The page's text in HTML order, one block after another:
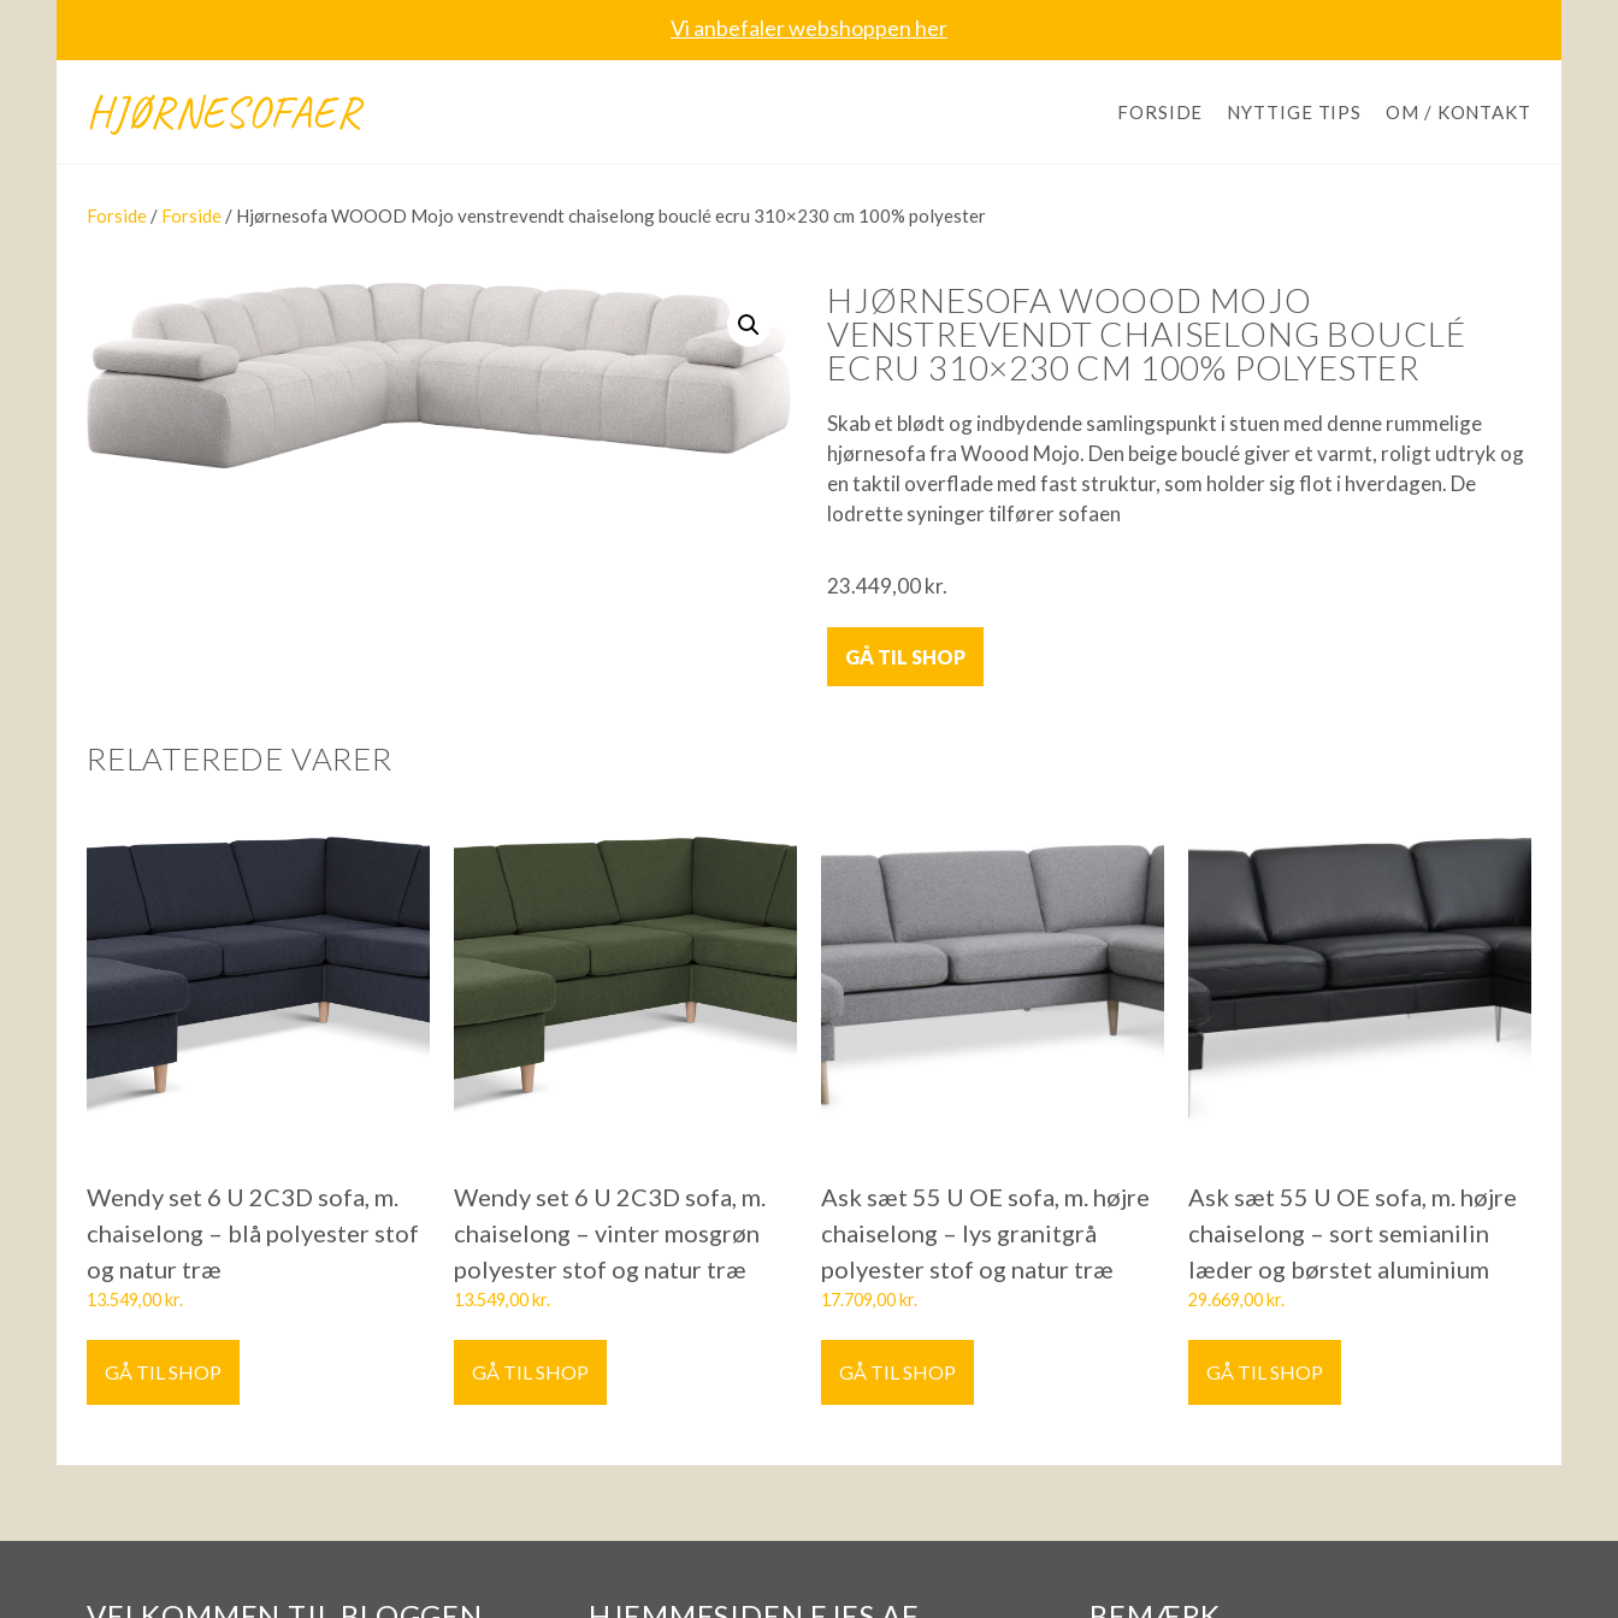
Vi anbefaler webshoppen her
HJØRNESOFAER FORSIDE NYTTIGE TIPS OM / KONTAKT
Forside / Forside / Hjørnesofa WOOOD Mojo venstrevendt chaiselong bouclé ecru 310×230 cm 100% polyester
HJØRNESOFA WOOOD MOJO
VENSTREVENDT CHAISELONG BOUCLÉ
ECRU 310×230 CM 100% POLYESTER
Skab et blødt og indbydende samlingspunkt i stuen med denne rummelige
hjørnesofa fra Woood Mojo. Den beige bouclé giver et varmt, roligt udtryk og
en taktil overflade med fast struktur, som holder sig flot i hverdagen. De
lodrette syninger tilfører sofaen
23.449,00kr.
GÅ TIL SHOP
RELATEREDE VARER
Wendy set 6 U 2C3D sofa, m.
chaiselong – blå polyester stof
og natur træ
13.549,00kr.
GÅ TIL SHOP
Wendy set 6 U 2C3D sofa, m.
chaiselong – vinter mosgrøn
polyester stof og natur træ
13.549,00kr.
GÅ TIL SHOP
Ask sæt 55 U OE sofa, m. højre
chaiselong – lys granitgrå
polyester stof og natur træ
17.709,00kr.
GÅ TIL SHOP
Ask sæt 55 U OE sofa, m. højre
chaiselong – sort semianilin
læder og børstet aluminium
29.669,00kr.
GÅ TIL SHOP